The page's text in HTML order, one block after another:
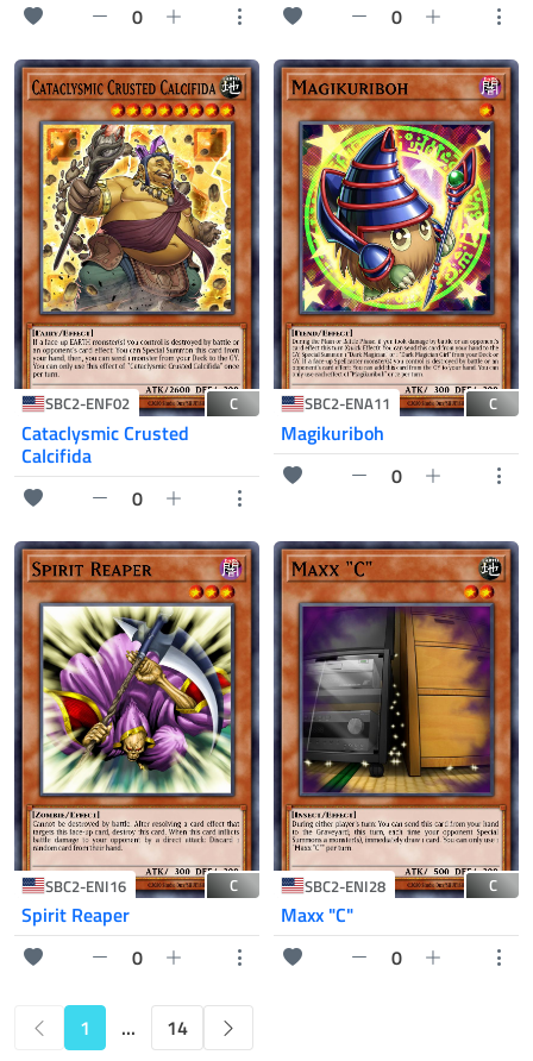
0
0
SBC2-ENF02 C
Cataclysmic Crusted
Calcifida
0
SBC2-ENA11 C
Magikuriboh
0
SBC2-ENI16 C
Spirit Reaper
0
SBC2-ENI28 C
Maxx "C"
0
1 ... 14